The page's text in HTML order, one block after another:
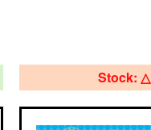
Stock: △